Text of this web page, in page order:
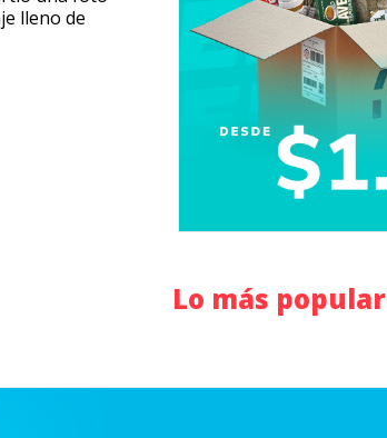
lleno de
Lo más popular